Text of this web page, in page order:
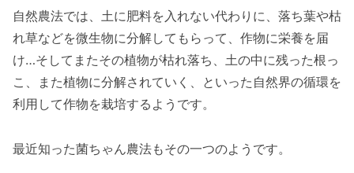
自然農法では、土に肥料を入れない代わりに、落ち葉や枯
れ草などを微生物に分解してもらって、作物に栄養を届
け…そしてまたその植物が枯れ落ち、土の中に残った根っ
こ、また植物に分解されていく、といった自然界の循環を
利用して作物を栽培するようです。
最近知った菌ちゃん農法もその一つのようです。